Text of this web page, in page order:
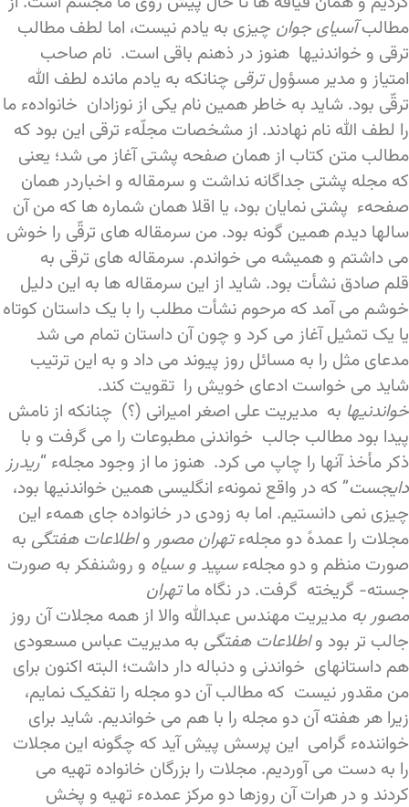
مطالبآسیای جوان چیزی به یادم نیست، اما لطف مطالب
ترقی و خواندنیها هنوز در ذهنم باقی است. نام صاحب
امتیاز و مدیر مسؤولترقی چنانکه به یادم مانده لطف الله
ترقّی بود. شاید به خاطر همین نام یکی از نوزادان خانوادهء ما
را لطف الله نام نهادند. از مشخصات مجلّهء ترقی این بود که
مطالب متن کتاب از همان صفحه پشتی آغاز می شد؛ یعنی
که مجله پشتی جداگانه نداشت و سرمقاله و اخباردر همان
صفحهء پشتی نمایان بود، یا اقلا همان شماره ها که من آن
سالها دیدم همین گونه بود. من سرمقاله های ترقّی را خوش
می داشتم و همیشه می خواندم. سرمقاله های ترقی به
قلم صادق نشأت بود. شاید از این سرمقاله ها به این دلیل
خوشم می آمد که مرحوم نشأت مطلب را با یک داستان کوتاه
یا یک تمثیل آغاز می کرد و چون آن داستان تمام می شد
مدعای مثل را به مسائل روز پیوند می داد و به این ترتیب
شاید می خواست ادعای خویش را تقویت کند.
خواندنیها به مدیریت علی اصغر امیرانی (؟) چنانکه از نامش
پیدا بود مطالب جالب خواندنی مطبوعات را می گرفت و با
ذکر مأخذ آنها را چاپ می کرد. هنوز ما از وجود مجلهء “ریدرز
دایجست” که در واقع نمونهء انگلیسی همین خواندنیها بود،
چیزی نمی دانستیم. اما به زودی در خانواده جای همهء این
مجلات را عمدهً دو مجلهءتهران مصورواطلاعات هفتگی به
صورت منظم و دو مجلهءسپید و سیاه و روشنفکر به صورت
جسته- گریخته گرفت. در نگاه ماتهران
مصور به مدیریت مهندس عبدالله والا از همه مجلات آن روز
جالب تر بود واطلاعات هفتگی به مدیریت عباس مسعودی
هم داستانهای خواندنی و دنباله دار داشت؛ البته اکنون برای
من مقدور نیست که مطالب آن دو مجله را تفکیک نمایم،
زیرا هر هفته آن دو مجله را با هم می خواندیم. شاید برای
خوانندهء گرامی این پرسش پیش آید که چگونه این مجلات
را به دست می آوردیم. مجلات را بزرگان خانواده تهیه می
کردند و در هرات آن روزها دو مرکز عمدهء تهیه و پخش